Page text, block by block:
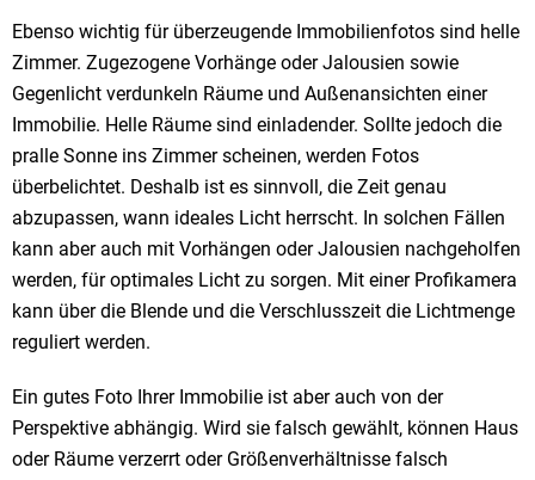
Ebenso wichtig für überzeugende Immobilienfotos sind helle
Zimmer. Zugezogene Vorhänge oder Jalousien sowie
Gegenlicht verdunkeln Räume und Außenansichten einer
Immobilie. Helle Räume sind einladender. Sollte jedoch die
pralle Sonne ins Zimmer scheinen, werden Fotos
überbelichtet. Deshalb ist es sinnvoll, die Zeit genau
abzupassen, wann ideales Licht herrscht. In solchen Fällen
kann aber auch mit Vorhängen oder Jalousien nachgeholfen
werden, für optimales Licht zu sorgen. Mit einer Profikamera
kann über die Blende und die Verschlusszeit die Lichtmenge
reguliert werden.
Ein gutes Foto Ihrer Immobilie ist aber auch von der
Perspektive abhängig. Wird sie falsch gewählt, können Haus
oder Räume verzerrt oder Größenverhältnisse falsch